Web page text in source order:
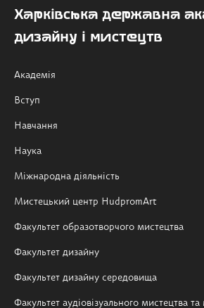
Харківська державна
дизайну і мистецтв
Академія
Вступ
Навчання
Наука
Міжнародна діяльність
Мистецький центр HudpromArt
Факультет образотворчого мистецтва
Факультет дизайну
Факультет дизайну середовища
Факультет аудіовізуального мистецтва та